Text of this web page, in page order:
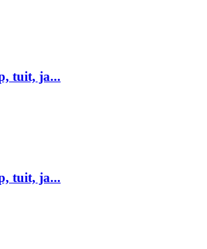
tuit, ja...
tuit, ja...